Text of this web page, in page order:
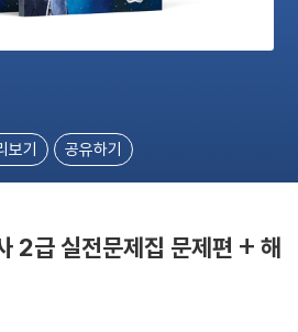
보기 공유하기
2급 실전문제집 문제편 + 해